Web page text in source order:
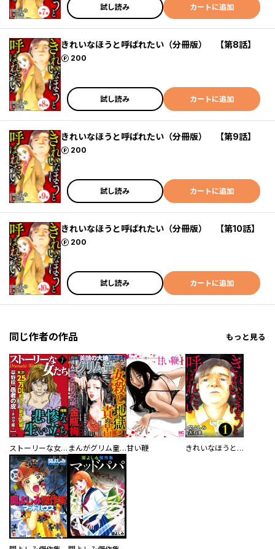
試し読み カートに追加
きれいなほうと呼ばれたい（分冊版） 【第8話】
200
ポイント
試し読み カートに追加
きれいなほうと呼ばれたい（分冊版） 【第9話】
200
ポイント
試し読み カートに追加
きれいなほうと呼ばれたい（分冊版） 【第10話】
200
ポイント
試し読み カートに追加
同じ作者の作品 もっと見る
ストーリーな女たち まんがグリム童話甘い鞭 きれいなほうと呼ばれたい